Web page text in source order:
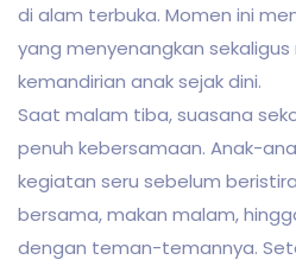
di alam terbuka. Momen ini
yang menyenangkan
kemandirian anak sejak dini.
Saat malam tiba, suasana
penuh kebersamaan. Anak-
kegiatan seru sebelum
bersama, makan malam,
dengan teman-temannya.